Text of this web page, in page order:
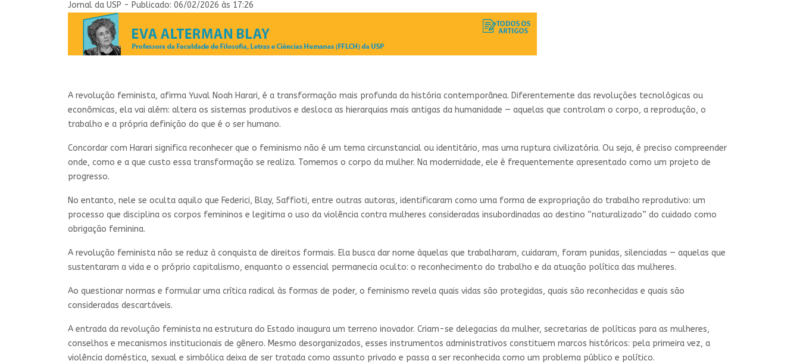
Jornal da USP - Publicado: 06/02/2026 às 17:26
A revolução feminista, afirma Yuval Noah Harari, é a transformação mais profunda da história contemporânea. Diferentemente das revoluções tecnológicas ou
econômicas, ela vai além: altera os sistemas produtivos e desloca as hierarquias mais antigas da humanidade — aquelas que controlam o corpo, a reprodução, o
trabalho e a própria definição do que é o ser humano.
Concordar com Harari significa reconhecer que o feminismo não é um tema circunstancial ou identitário, mas uma ruptura civilizatória. Ou seja, é preciso compreender
onde, como e a que custo essa transformação se realiza. Tomemos o corpo da mulher. Na modernidade, ele é frequentemente apresentado como um projeto de
progresso.
No entanto, nele se oculta aquilo que Federici, Blay, Saffioti, entre outras autoras, identificaram como uma forma de expropriação do trabalho reprodutivo: um
processo que disciplina os corpos femininos e legitima o uso da violência contra mulheres consideradas insubordinadas ao destino “naturalizado” do cuidado como
obrigação feminina.
A revolução feminista não se reduz à conquista de direitos formais. Ela busca dar nome àquelas que trabalharam, cuidaram, foram punidas, silenciadas — aquelas que
sustentaram a vida e o próprio capitalismo, enquanto o essencial permanecia oculto: o reconhecimento do trabalho e da atuação política das mulheres.
Ao questionar normas e formular uma crítica radical às formas de poder, o feminismo revela quais vidas são protegidas, quais são reconhecidas e quais são
consideradas descartáveis.
A entrada da revolução feminista na estrutura do Estado inaugura um terreno inovador. Criam-se delegacias da mulher, secretarias de políticas para as mulheres,
conselhos e mecanismos institucionais de gênero. Mesmo desorganizados, esses instrumentos administrativos constituem marcos históricos: pela primeira vez, a
violência doméstica, sexual e simbólica deixa de ser tratada como assunto privado e passa a ser reconhecida como um problema público e político.